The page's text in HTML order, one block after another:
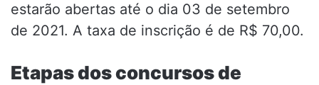
estarão abertas até o dia 03 de setembro
de 2021. A taxa de inscrição é de R$ 70,00.
Etapas dos concursos de